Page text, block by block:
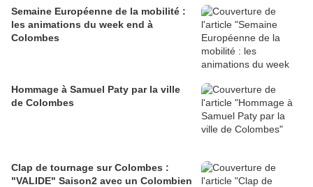
Semaine Européenne de la mobilité :
les animations du week end à
Colombes
Hommage à Samuel Paty par la ville
de Colombes
Clap de tournage sur Colombes :
"VALIDE" Saison2 avec un Colombien